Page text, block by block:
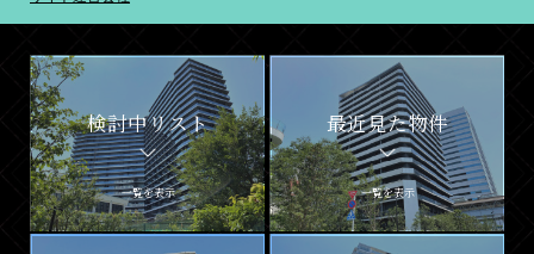
検討中リスト
一覧を表示
最近見た物件
一覧を表示